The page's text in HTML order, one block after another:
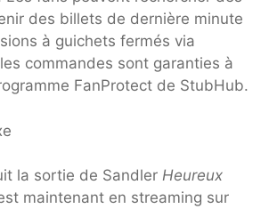
des billets de dernière minute
à guichets fermés via
commandes sont garanties à
FanProtect de StubHub.
la sortie de Sandler Heureux
maintenant en streaming sur